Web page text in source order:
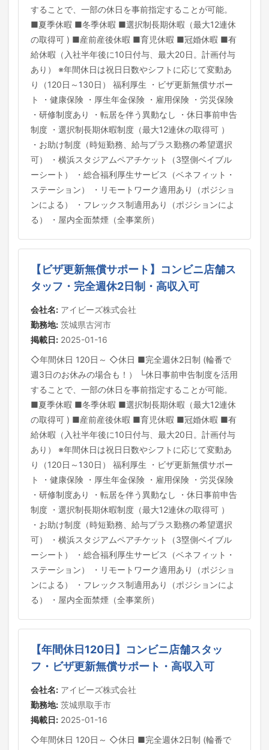
することで、一部の休日を事前指定することが可能。
■夏季休暇 ■冬季休暇 ■選択制長期休暇（最大12連休
の取得可 ) ■産前産後休暇 ■育児休暇 ■冠婚休暇 ■有
給休暇（入社半年後に10日付与、最大20日。計画付与
あり） ※年間休日は祝日日数やシフトに応じて変動あ
り（120日～130日） 福利厚生 ・ビザ更新無償サポー
ト ・健康保険 ・厚生年金保険 ・雇用保険 ・労災保険
・研修制度あり ・転居を伴う異動なし ・休日事前申告
制度 ・選択制長期休暇制度（最大12連休の取得可 ）
・お助け制度（時短勤務、給与プラス勤務の希望選択
可） ・横浜スタジアムペアチケット（3塁側ベイブル
ーシート） ・総合福利厚生サービス（ベネフィット・
ステーション） ・リモートワーク適用あり（ポジショ
ンによる） ・フレックス制適用あり（ポジションによ
る） ・屋内全面禁煙（全事業所）
【ビザ更新無償サポート】コンビニ店舗ス
タッフ・完全週休2日制・高収入可
会社名: アイビーズ株式会社
勤務地: 茨城県古河市
掲載日: 2025-01-16
◇年間休日 120日～ ◇休日 ■完全週休2日制 (輪番で
週3日のお休みの場合も！） └休日事前申告制度を活用
することで、一部の休日を事前指定することが可能。
■夏季休暇 ■冬季休暇 ■選択制長期休暇（最大12連休
の取得可 ) ■産前産後休暇 ■育児休暇 ■冠婚休暇 ■有
給休暇（入社半年後に10日付与、最大20日。計画付与
あり） ※年間休日は祝日日数やシフトに応じて変動あ
り（120日～130日） 福利厚生 ・ビザ更新無償サポー
ト ・健康保険 ・厚生年金保険 ・雇用保険 ・労災保険
・研修制度あり ・転居を伴う異動なし ・休日事前申告
制度 ・選択制長期休暇制度（最大12連休の取得可 ）
・お助け制度（時短勤務、給与プラス勤務の希望選択
可） ・横浜スタジアムペアチケット（3塁側ベイブル
ーシート） ・総合福利厚生サービス（ベネフィット・
ステーション） ・リモートワーク適用あり（ポジショ
ンによる） ・フレックス制適用あり（ポジションによ
る） ・屋内全面禁煙（全事業所）
【年間休日120日】コンビニ店舗スタッ
フ・ビザ更新無償サポート・高収入可
会社名: アイビーズ株式会社
勤務地: 茨城県取手市
掲載日: 2025-01-16
◇年間休日 120日～ ◇休日 ■完全週休2日制 (輪番で